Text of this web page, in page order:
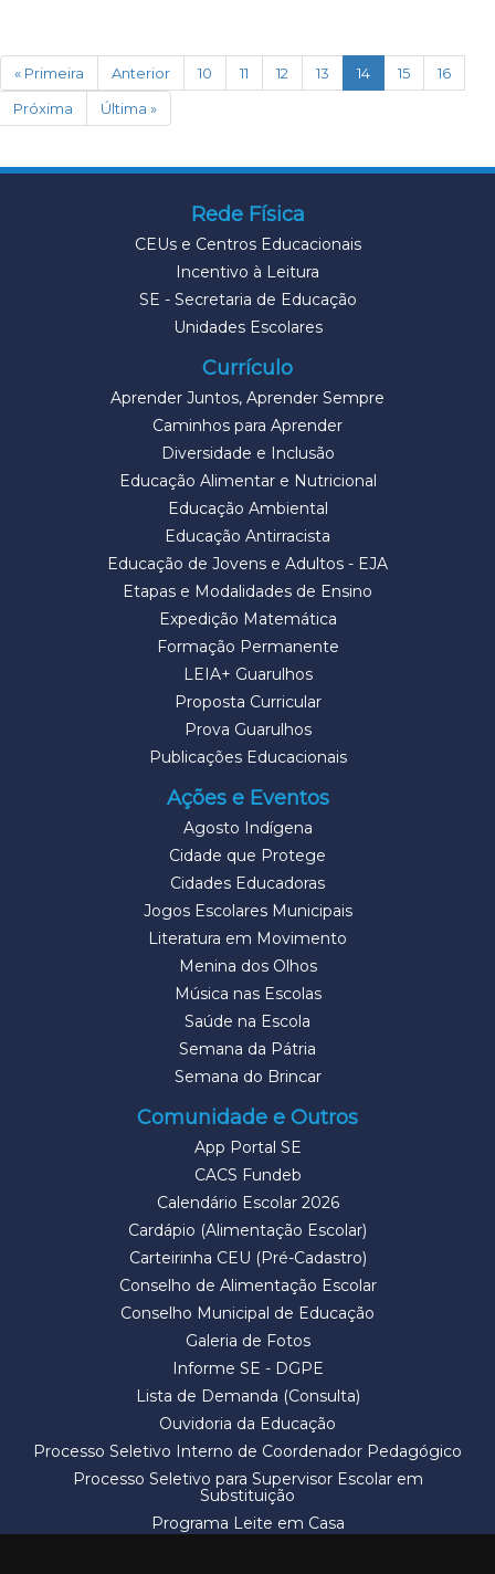
« Primeira Anterior 10 11 12 13 14(current)
15
16
Próxima
Última »
Rede Física
CEUs e Centros Educacionais
Incentivo à Leitura
SE - Secretaria de Educação
Unidades Escolares
Currículo
Aprender Juntos, Aprender Sempre
Caminhos para Aprender
Diversidade e Inclusão
Educação Alimentar e Nutricional
Educação Ambiental
Educação Antirracista
Educação de Jovens e Adultos - EJA
Etapas e Modalidades de Ensino
Expedição Matemática
Formação Permanente
LEIA+ Guarulhos
Proposta Curricular
Prova Guarulhos
Publicações Educacionais
Ações e Eventos
Agosto Indígena
Cidade que Protege
Cidades Educadoras
Jogos Escolares Municipais
Literatura em Movimento
Menina dos Olhos
Música nas Escolas
Saúde na Escola
Semana da Pátria
Semana do Brincar
Comunidade e Outros
App Portal SE
CACS Fundeb
Calendário Escolar 2026
Cardápio (Alimentação Escolar)
Carteirinha CEU (Pré-Cadastro)
Conselho de Alimentação Escolar
Conselho Municipal de Educação
Galeria de Fotos
Informe SE - DGPE
Lista de Demanda (Consulta)
Ouvidoria da Educação
Processo Seletivo Interno de Coordenador Pedagógico
Processo Seletivo para Supervisor Escolar em
Substituição
Programa Leite em Casa